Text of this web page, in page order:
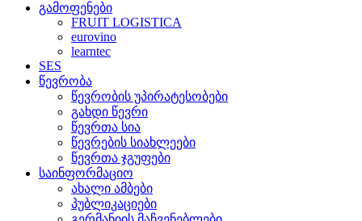
გამოფენები
FRUIT LOGISTICA
eurovino
learntec
SES
წევრობა
წევრობის უპირატესობები
გახდი წევრი
წევრთა სია
წევრების სიახლეები
წევრთა ჯგუფები
საინფორმაციო
ახალი ამბები
პუბლიკაციები